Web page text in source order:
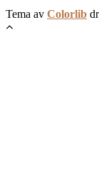
Tema av Colorlib